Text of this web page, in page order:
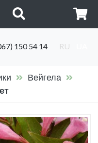
150 54 14 RU
Вейгела